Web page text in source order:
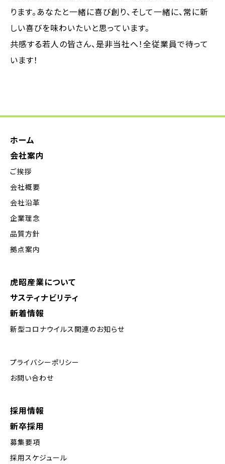
ります。あなたと一緒に喜び創り、そして一緒に、常に新
しい喜びを味わいたいと思っています。
共感する若人の皆さん、是非当社へ！全従業員で待って
います！
ホーム
会社案内
ご挨拶
会社概要
会社沿革
企業理念
品質方針
拠点案内
虎昭産業について
サスティナビリティ
新着情報
新型コロナウイルス関連のお知らせ
プライバシーポリシー
お問い合わせ
採用情報
新卒採用
募集要項
採用スケジュール